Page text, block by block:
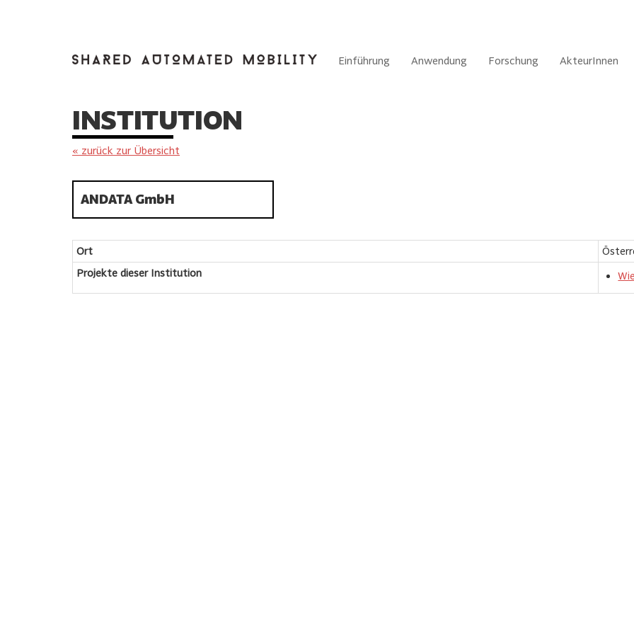
Einführung Anwendung Forschung AkteurInnen
INSTITUTION
« zurück zur Übersicht
ANDATA GmbH
Ort
Projekte dieser Institution